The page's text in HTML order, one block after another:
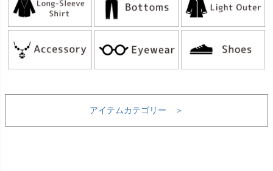
アイテムカテゴリー ＞